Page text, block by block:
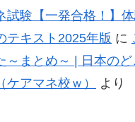
試験【一発合格！】
テキスト2025年版 に
～まとめ～ | 日本の
ケアマネ校ｗ）
より